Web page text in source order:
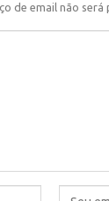
de email não será